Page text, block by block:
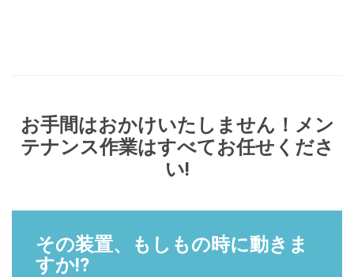
お手間はおかけいたしません！メン
テナンス作業はすべてお任せくださ
い!
その装置、もしもの時に動きま
すか!?